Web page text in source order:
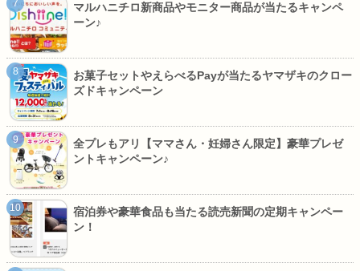
マルハニチロ新商品やモニター商品が当たるキャンペ
ーン♪
お菓子セットやえらべるPayが当たるヤマザキのクロー
ズドキャンペーン
全プレもアリ【ママさん・妊婦さん限定】豪華プレゼ
ントキャンペーン♪
宿泊券や豪華食品も当たる読売新聞の定期キャンペー
ン！